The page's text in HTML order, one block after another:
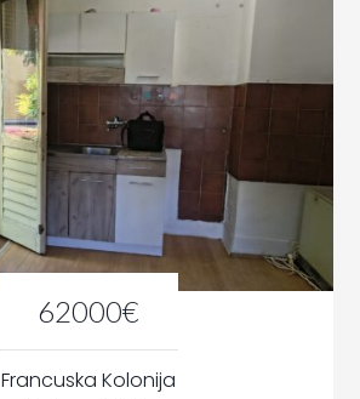
62000€
Francuska Kolonija